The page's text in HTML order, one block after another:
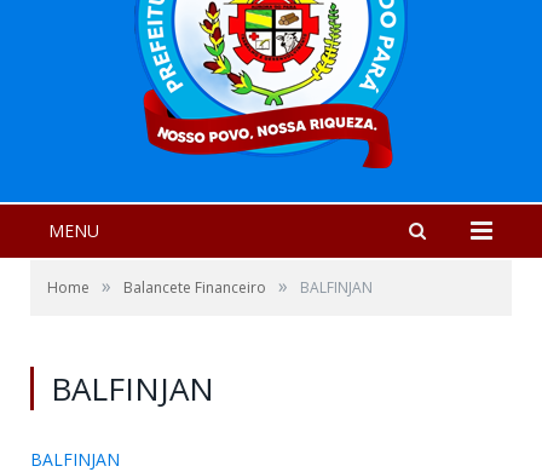
MENU
Home » Balancete Financeiro » BALFINJAN
BALFINJAN
BALFINJAN